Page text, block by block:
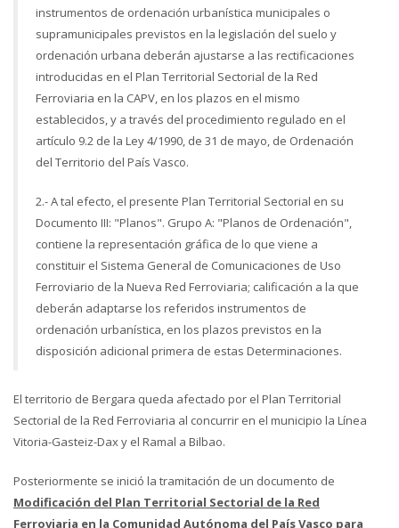
instrumentos de ordenación urbanística municipales o
supramunicipales previstos en la legislación del suelo y
ordenación urbana deberán ajustarse a las rectificaciones
introducidas en el Plan Territorial Sectorial de la Red
Ferroviaria en la CAPV, en los plazos en el mismo
establecidos, y a través del procedimiento regulado en el
artículo 9.2 de la Ley 4/1990, de 31 de mayo, de Ordenación
del Territorio del País Vasco.
2.- A tal efecto, el presente Plan Territorial Sectorial en su
Documento III: "Planos". Grupo A: "Planos de Ordenación",
contiene la representación gráfica de lo que viene a
constituir el Sistema General de Comunicaciones de Uso
Ferroviario de la Nueva Red Ferroviaria; calificación a la que
deberán adaptarse los referidos instrumentos de
ordenación urbanística, en los plazos previstos en la
disposición adicional primera de estas Determinaciones.
El territorio de Bergara queda afectado por el Plan Territorial
Sectorial de la Red Ferroviaria al concurrir en el municipio la Línea
Vitoria-Gasteiz-Dax y el Ramal a Bilbao.
Posteriormente se inició la tramitación de un documento de
Modificación del Plan Territorial Sectorial de la Red
Ferroviaria en la Comunidad Autónoma del País Vasco para